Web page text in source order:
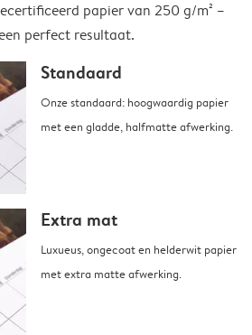
papier van 250 g/m² –
perfect resultaat.
Standaard
Onze standaard: hoogwaardig papier
met een gladde, halfmatte afwerking.
Extra mat
Luxueus, ongecoat en helderwit papier
met extra matte afwerking.